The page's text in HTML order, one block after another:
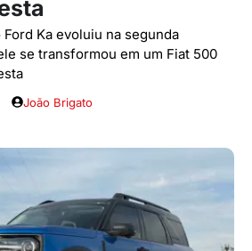
Ka evoluiu na segunda
se transformou em um Fiat 500
João Brigato